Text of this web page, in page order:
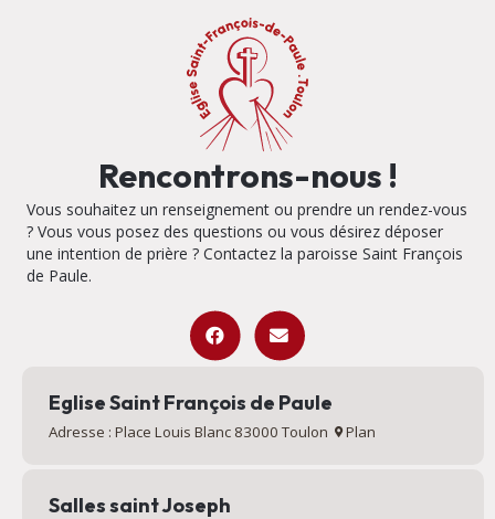
Rencontrons-nous !
Vous souhaitez un renseignement ou prendre un rendez-vous
? Vous vous posez des questions ou vous désirez déposer
une intention de prière ? Contactez la paroisse Saint François
de Paule.
Eglise Saint François de Paule
Adresse : Place Louis Blanc 83000 Toulon Plan
Salles saint Joseph